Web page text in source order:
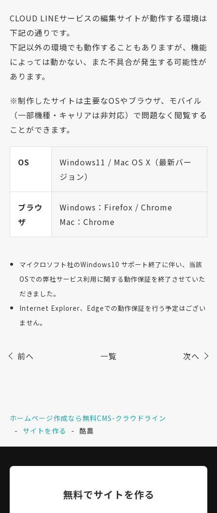
CLOUD LINEサービスの編集サイトが動作する環境は
下記の通りです。
下記以外の環境でも動作することもありますが、機能
によっては動かない、また不具合が発生する可能性が
あります。
※制作したサイトは主要なOSやブラウザ、モバイル
（一部機種・キャリアは非対応）で問題なく閲覧する
ことができます。
OS
Windows11 / Mac OS X（最新バー
ジョン）
ブラウ
ザ
Windows：Firefox / Chrome
Mac：Chrome
マイクロソフト社のWindows10 サポート終了に伴い、当該
OSでの弊社サービス利用に関する動作保証を終了させていた
だきました。
Internet Explorer、Edgeでの動作保証を行う予定はござい
ません。
前へ 一覧 次へ
ホームページ作成なら無料CMS-クラウドライン
サイトを作る
酪農
無料でサイトを作る